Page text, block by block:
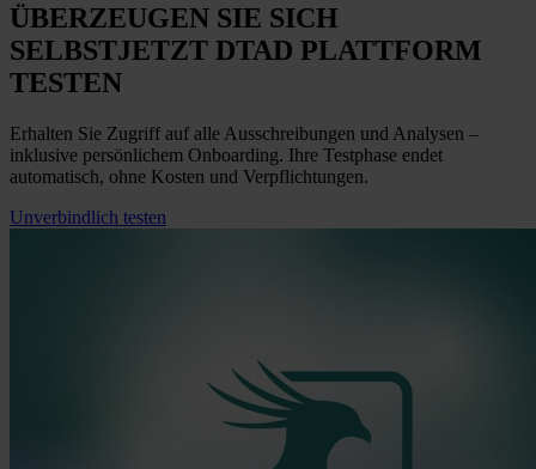
ÜBERZEUGEN SIE SICH
SELBSTJETZT DTAD PLATTFORM
TESTEN
Erhalten Sie Zugriff auf alle Ausschreibungen und Analysen –
inklusive persönlichem Onboarding. Ihre Testphase endet
automatisch, ohne Kosten und Verpflichtungen.
Unverbindlich testen